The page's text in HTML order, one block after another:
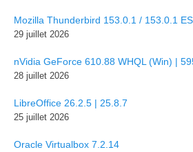
Mozilla Thunderbird 153.0.1 / 153.0.1
29 juillet 2026
nVidia GeForce 610.88 WHQL (Win) |
28 juillet 2026
LibreOffice 26.2.5 | 25.8.7
25 juillet 2026
Oracle Virtualbox 7.2.14